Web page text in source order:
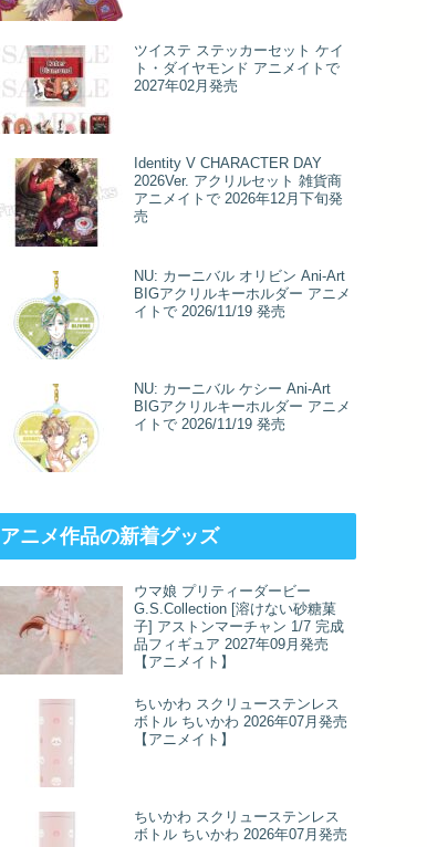
ツイステ ステッカーセット ケイ
ト・ダイヤモンド アニメイトで
2027年02月発売
Identity V CHARACTER DAY
2026Ver. アクリルセット 雑貨商
アニメイトで 2026年12月下旬発
売
NU: カーニバル オリビン Ani-Art
BIGアクリルキーホルダー アニメ
イトで 2026/11/19 発売
NU: カーニバル ケシー Ani-Art
BIGアクリルキーホルダー アニメ
イトで 2026/11/19 発売
アニメ作品の新着グッズ
ウマ娘 プリティーダービー
G.S.Collection [溶けない砂糖菓
子] アストンマーチャン 1/7 完成
品フィギュア 2027年09月発売
【アニメイト】
ちいかわ スクリューステンレス
ボトル ちいかわ 2026年07月発売
【アニメイト】
ちいかわ スクリューステンレス
ボトル ちいかわ 2026年07月発売